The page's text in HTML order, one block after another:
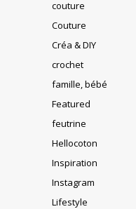
couture
Couture
Créa & DIY
crochet
famille, bébé
Featured
feutrine
Hellocoton
Inspiration
Instagram
Lifestyle